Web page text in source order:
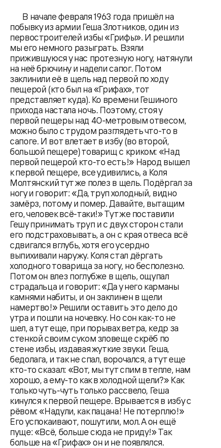
В начале февраля 1963 года пришёл на
побывку из армии Геша Злотников, один из
первостроителей избы «Грифы». И решили
мы его немного разыграть. Взяли
прижившуюся у нас протезную ногу, натянули
на неё брючину и надели сапог. Потом
заклинили её в щель над первой по ходу
пещерой (кто был на «Грифах», тот
представляет куда). Ко времени Гешиного
прихода настала ночь. Поэтому, стоя у
первой пещеры над 40-метровым отвесом,
можно было с трудом разглядеть что-то в
сапоге. И вот влетает в избу (во второй,
большой пещере) товарищ с криком: «Над
первой пещерой кто-то есть!» Народ вышел
к первой пещере, все удивились, а Коля
Молтянский тут же полез в щель. Подёргал за
ногу и говорит: «Да, труп холодный, видно
замёрз, потому и помер. Давайте, вытащим
его, человек всё-таки!» Тут же поставили
Гешу принимать труп и с двух сторон стали
его подстраховывать, а он с края отвеса всё
сдвигался вглубь, хотя его усердно
выпихивали наружу. Коля стал дёргать
холодного товарища за ногу, но бесполезно.
Потом он влез поглубже в щель, ощупал
страдальца и говорит: «Да у него карманы
камнями набиты, и он заклинен в щели
намертво!» Решили оставить это дело до
утра и пошли на ночевку. Но сон как-то не
шел, а тут еще, при порывах ветра, кедр за
стенкой своим суком зловеще скрёб по
стене избы, издавая жуткие звуки. Геша,
бедолага, и так не спал, ворочался, а тут еще
кто-то сказал: «Вот, мы тут спим в тепле, нам
хорошо, а ему-то как в холодной щели?» Как
только чуть-чуть только рассвело, Геша
кинулся к первой пещере. Врывается в избу с
рёвом: «Надули, как пацана! Не потерплю!»
Его успокаивают, пошутили, мол. А он ещё
пуще: «Всё, больше сюда не приду!» Так
больше на «Грифах» он и не появлялся.